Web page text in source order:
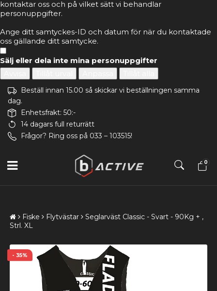
kontaktar oss och på vilket sätt vi behandlar
personuppgifter.
Ange ditt samtyckes-ID och datum för när du kontaktade
oss gällande ditt samtycke.
Sälj eller dela inte mina personuppgifter
Beställ innan 15.00 så skickar vi beställningen samma
dag.
Enhetsfrakt: 50:-
14 dagars full returrätt
Frågor? Ring oss på 033 – 103515!
0
Fiske Flytvästar
Seglarväst Classic - Svart - 90Kg + ,
Strl. XL
- 35%